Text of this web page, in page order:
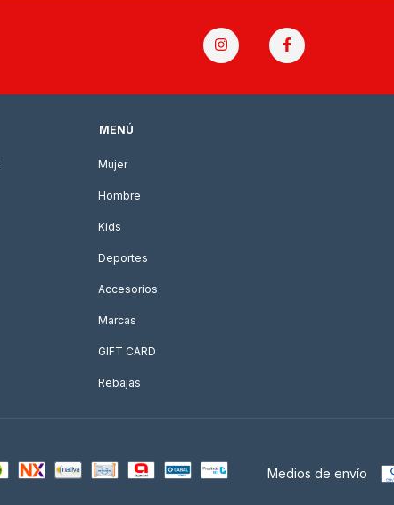
MENÚ
Mujer
Hombre
Kids
Deportes
Accesorios
Marcas
GIFT CARD
Rebajas
Medios de envío